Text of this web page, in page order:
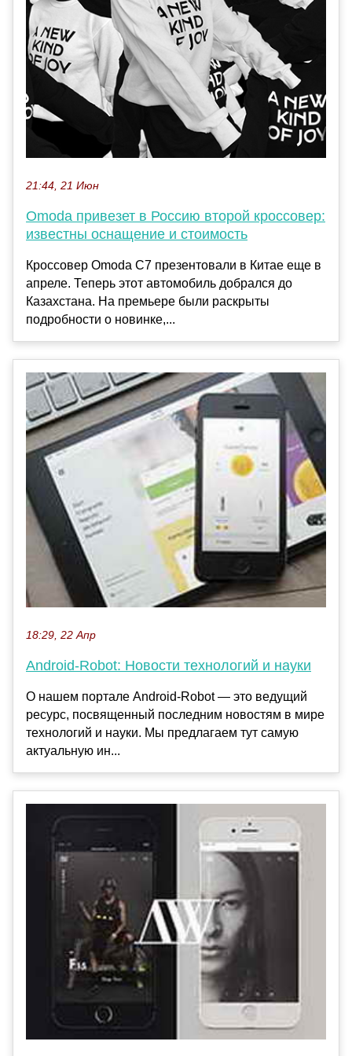
21:44, 21 Июн
Omoda привезет в Россию второй кроссовер:
известны оснащение и стоимость
Кроссовер Omoda C7 презентовали в Китае еще в
апреле. Теперь этот автомобиль добрался до
Казахстана. На премьере были раскрыты
подробности о новинке,...
18:29, 22 Апр
Android-Robot: Новости технологий и науки
О нашем портале Android-Robot — это ведущий
ресурс, посвященный последним новостям в мире
технологий и науки. Мы предлагаем тут самую
актуальную ин...